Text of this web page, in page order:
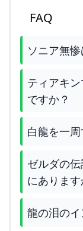
FAQ
ソニア無
ティアキ
ですか？
白龍を一
ゼルダの
にあります
龍の泪の